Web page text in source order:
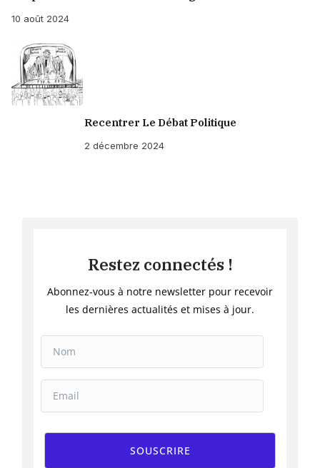
10 août 2024
Recentrer Le Débat Politique
2 décembre 2024
Restez connectés !
Abonnez-vous à notre newsletter pour recevoir
les dernières actualités et mises à jour.
SOUSCRIRE